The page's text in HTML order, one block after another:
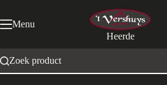
de Menu
Heerde
Zoek product